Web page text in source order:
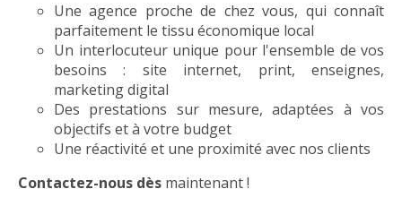
Une agence proche de chez vous, qui connaît
parfaitement le tissu économique local
Un interlocuteur unique pour l'ensemble de vos
besoins : site internet, print, enseignes,
marketing digital
Des prestations sur mesure, adaptées à vos
objectifs et à votre budget
Une réactivité et une proximité avec nos clients
Contactez-nous dès maintenant !